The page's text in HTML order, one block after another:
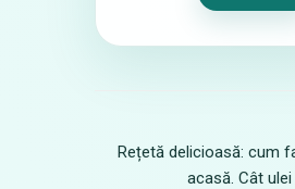
Rețetă delicioasă: cum
acasă. Cât